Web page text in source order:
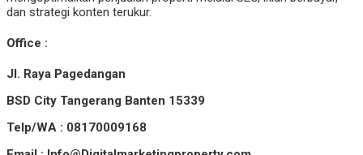
dan strategi konten terukur.
Office :
Jl. Raya Pagedangan
BSD City Tangerang Banten 15339
Telp/WA : 08170009168